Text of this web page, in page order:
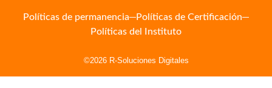
Políticas de permanencia
Políticas de Certificación
Políticas del Instituto
©2026 R-Soluciones Digitales